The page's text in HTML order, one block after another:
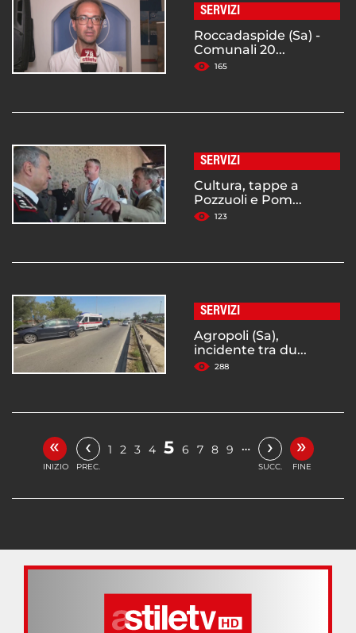
SERVIZI
Roccadaspide (Sa) -
Comunali 20...
165
SERVIZI
Cultura, tappe a
Pozzuoli e Pom...
123
SERVIZI
Agropoli (Sa),
incidente tra du...
288
«
INIZIO
‹
PREC.
1 2 3 4 5 6 7 8 9 … ›
SUCC.
»
FINE